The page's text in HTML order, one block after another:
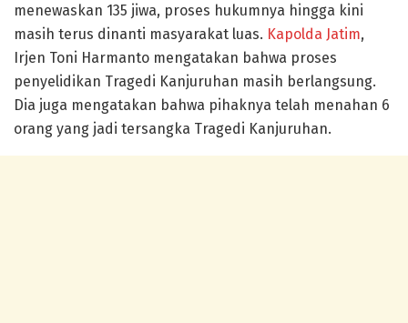
menewaskan 135 jiwa, proses hukumnya hingga kini
masih terus dinanti masyarakat luas. Kapolda Jatim,
Irjen Toni Harmanto mengatakan bahwa proses
penyelidikan Tragedi Kanjuruhan masih berlangsung.
Dia juga mengatakan bahwa pihaknya telah menahan 6
orang yang jadi tersangka Tragedi Kanjuruhan.